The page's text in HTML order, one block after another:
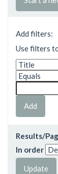
Add filters:
Use filters
Results/
In order